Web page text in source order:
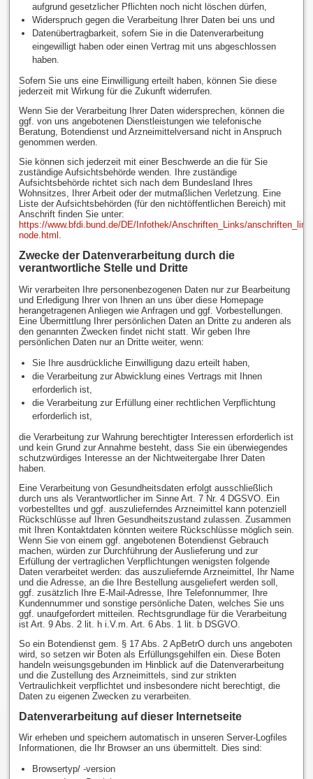
aufgrund gesetzlicher Pflichten noch nicht löschen dürfen,
Widerspruch gegen die Verarbeitung Ihrer Daten bei uns und
Datenübertragbarkeit, sofern Sie in die Datenverarbeitung
eingewilligt haben oder einen Vertrag mit uns abgeschlossen
haben.
Sofern Sie uns eine Einwilligung erteilt haben, können Sie diese
jederzeit mit Wirkung für die Zukunft widerrufen.
Wenn Sie der Verarbeitung Ihrer Daten widersprechen, können die
ggf. von uns angebotenen Dienstleistungen wie telefonische
Beratung, Botendienst und Arzneimittelversand nicht in Anspruch
genommen werden.
Sie können sich jederzeit mit einer Beschwerde an die für Sie
zuständige Aufsichtsbehörde wenden. Ihre zuständige
Aufsichtsbehörde richtet sich nach dem Bundesland Ihres
Wohnsitzes, Ihrer Arbeit oder der mutmaßlichen Verletzung. Eine
Liste der Aufsichtsbehörden (für den nichtöffentlichen Bereich) mit
Anschrift finden Sie unter:
https://www.bfdi.bund.de/DE/Infothek/Anschriften_Links/
node.html .
Zwecke der Datenverarbeitung durch die
verantwortliche Stelle und Dritte
Wir verarbeiten Ihre personenbezogenen Daten nur zur Bearbeitung
und Erledigung Ihrer von Ihnen an uns über diese Homepage
herangetragenen Anliegen wie Anfragen und ggf. Vorbestellungen.
Eine Übermittlung Ihrer persönlichen Daten an Dritte zu anderen als
den genannten Zwecken findet nicht statt. Wir geben Ihre
persönlichen Daten nur an Dritte weiter, wenn:
Sie Ihre ausdrückliche Einwilligung dazu erteilt haben,
die Verarbeitung zur Abwicklung eines Vertrags mit Ihnen
erforderlich ist,
die Verarbeitung zur Erfüllung einer rechtlichen Verpflichtung
erforderlich ist,
die Verarbeitung zur Wahrung berechtigter Interessen erforderlich ist
und kein Grund zur Annahme besteht, dass Sie ein überwiegendes
schutzwürdiges Interesse an der Nichtweitergabe Ihrer Daten
haben.
Eine Verarbeitung von Gesundheitsdaten erfolgt ausschließlich
durch uns als Verantwortlicher im Sinne Art. 7 Nr. 4 DGSVO. Ein
vorbestelltes und ggf. auszulieferndes Arzneimittel kann potenziell
Rückschlüsse auf Ihren Gesundheitszustand zulassen. Zusammen
mit Ihren Kontaktdaten könnten weitere Rückschlüsse möglich sein.
Wenn Sie von einem ggf. angebotenen Botendienst Gebrauch
machen, würden zur Durchführung der Auslieferung und zur
Erfüllung der vertraglichen Verpflichtungen wenigsten folgende
Daten verarbeitet werden: das auszuliefernde Arzneimittel, Ihr Name
und die Adresse, an die Ihre Bestellung ausgeliefert werden soll,
ggf. zusätzlich Ihre E-Mail-Adresse, Ihre Telefonnummer, Ihre
Kundennummer und sonstige persönliche Daten, welches Sie uns
ggf. unaufgefordert mitteilen. Rechtsgrundlage für die Verarbeitung
ist Art. 9 Abs. 2 lit. h i.V.m. Art. 6 Abs. 1 lit. b DSGVO.
So ein Botendienst gem. § 17 Abs. 2 ApBetrO durch uns angeboten
wird, so setzen wir Boten als Erfüllungsgehilfen ein. Diese Boten
handeln weisungsgebunden im Hinblick auf die Datenverarbeitung
und die Zustellung des Arzneimittels, sind zur strikten
Vertraulichkeit verpflichtet und insbesondere nicht berechtigt, die
Daten zu eigenen Zwecken zu verarbeiten.
Datenverarbeitung auf dieser Internetseite
Wir erheben und speichern automatisch in unseren Server-Logfiles
Informationen, die Ihr Browser an uns übermittelt. Dies sind:
Browsertyp/ -version